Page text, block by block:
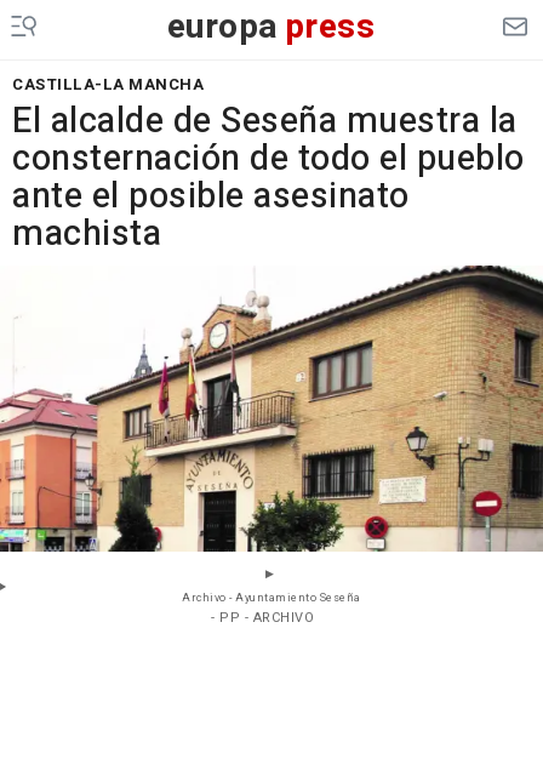
europa press
CASTILLA-LA MANCHA
El alcalde de Seseña muestra la
consternación de todo el pueblo
ante el posible asesinato
machista
Archivo - Ayuntamiento Seseña
- PP - ARCHIVO